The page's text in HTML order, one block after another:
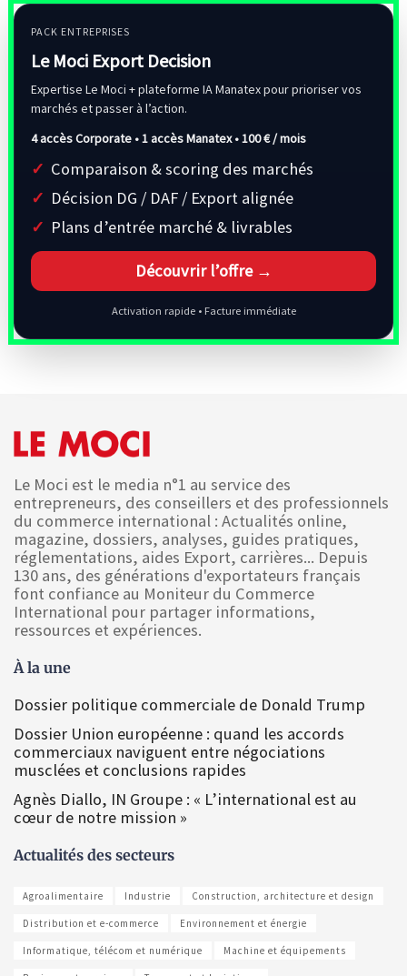
PACK ENTREPRISES
Le Moci Export Decision
Expertise Le Moci + plateforme IA Manatex pour prioriser vos
marchés et passer à l’action.
4 accès Corporate • 1 accès Manatex •100 € / mois
Comparaison & scoring des marchés
Décision DG / DAF / Export alignée
Plans d’entrée marché & livrables
Découvrir l’offre →
Activation rapide • Facture immédiate
Le Moci est le media n°1 au service des
entrepreneurs, des conseillers et des professionnels
du commerce international : Actualités online,
magazine, dossiers, analyses, guides pratiques,
réglementations, aides Export, carrières... Depuis
130 ans, des générations d'exportateurs français
font confiance au Moniteur du Commerce
International pour partager informations,
ressources et expériences.
À la une
Dossier politique commerciale de Donald Trump
Dossier Union européenne : quand les accords
commerciaux naviguent entre négociations
musclées et conclusions rapides
Agnès Diallo, IN Groupe : « L’international est au
cœur de notre mission »
Actualités des secteurs
Agroalimentaire Industrie Construction, architecture et design
Distribution et e-commerce Environnement et énergie
Informatique, télécom et numérique Machine et équipements